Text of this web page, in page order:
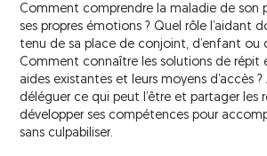
Nous contacter
La fédération France AVC
Traitements de l’infarctus
Traitement de l’hémorragie
La télémédecine
Les conséquences de l’AVC
Groupe « Café & Promenade
Atelier « CADanse »
Atelier « Céramique »
Atelier « Chant & Bien-Etre »
Les reportages TV
Comment comprendre la maladie de son
ses propres émotions ? Quel rôle l’aidant
tenu de sa place de conjoint, d’enfant ou
Comment connaître les solutions de répit
aides existantes et leurs moyens d’accès ?
déléguer ce qui peut l’être et partager les
développer ses compétences pour
sans culpabiliser.